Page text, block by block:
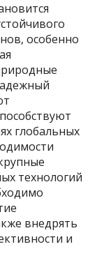
особенно
глобальных
технологий
внедрять
и